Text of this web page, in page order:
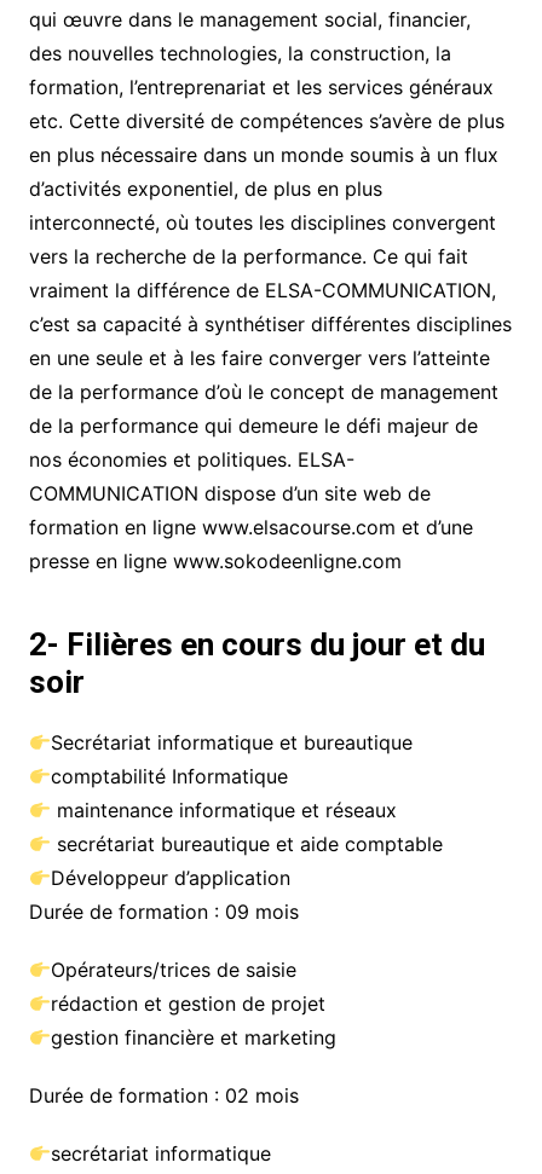
qui œuvre dans le management social, financier,
des nouvelles technologies, la construction, la
formation, l’entreprenariat et les services généraux
etc. Cette diversité de compétences s’avère de plus
en plus nécessaire dans un monde soumis à un flux
d’activités exponentiel, de plus en plus
interconnecté, où toutes les disciplines convergent
vers la recherche de la performance. Ce qui fait
vraiment la différence de ELSA-COMMUNICATION,
c’est sa capacité à synthétiser différentes disciplines
en une seule et à les faire converger vers l’atteinte
de la performance d’où le concept de management
de la performance qui demeure le défi majeur de
nos économies et politiques. ELSA-
COMMUNICATION dispose d’un site web de
formation en ligne www.elsacourse.com et d’une
presse en ligne www.sokodeenligne.com
2- Filières en cours du jour et du
soir
Secrétariat informatique et bureautique
comptabilité Informatique
maintenance informatique et réseaux
secrétariat bureautique et aide comptable
Développeur d’application
Durée de formation : 09 mois
Opérateurs/trices de saisie
rédaction et gestion de projet
gestion financière et marketing
Durée de formation : 02 mois
secrétariat informatique